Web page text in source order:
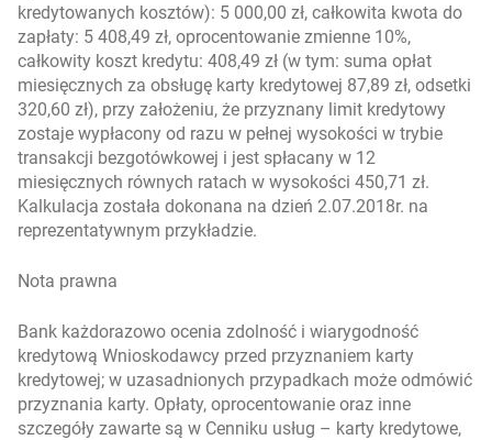
kredytowanych kosztów): 5 000,00 zł, całkowita kwota do
zapłaty: 5 408,49 zł, oprocentowanie zmienne 10%,
całkowity koszt kredytu: 408,49 zł (w tym: suma opłat
miesięcznych za obsługę karty kredytowej 87,89 zł, odsetki
320,60 zł), przy założeniu, że przyznany limit kredytowy
zostaje wypłacony od razu w pełnej wysokości w trybie
transakcji bezgotówkowej i jest spłacany w 12
miesięcznych równych ratach w wysokości 450,71 zł.
Kalkulacja została dokonana na dzień 2.07.2018r. na
reprezentatywnym przykładzie.
Nota prawna
Bank każdorazowo ocenia zdolność i wiarygodność
kredytową Wnioskodawcy przed przyznaniem karty
kredytowej; w uzasadnionych przypadkach może odmówić
przyznania karty. Opłaty, oprocentowanie oraz inne
szczegóły zawarte są w Cenniku usług – karty kredytowe,